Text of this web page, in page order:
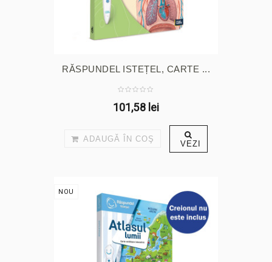
RĂSPUNDEL ISTEȚEL, CARTE ...
101,58 lei
ADAUGĂ ÎN COŞ VEZI
NOU